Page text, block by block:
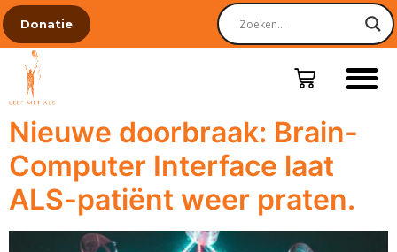
Donatie
Nieuwe doorbraak: Brain-
Computer Interface laat
ALS-patiënt weer praten.